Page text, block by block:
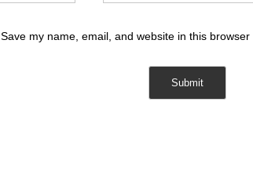
Save my name, email, and website in this